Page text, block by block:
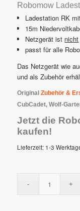
Robomow
Ladestation RK
15m
Netzgerät ist nicht
passt für alle
Das Netzgerät wie
und als Zubehör
Original Zubehör &
CubCadet, Wolf-
Jetzt die
kaufen!
Lieferzeit: 1-3